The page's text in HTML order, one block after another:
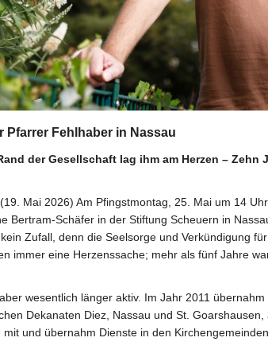
Fehlhaber in Nassau
der Gesellschaft lag ihm am Herzen – Zehn
Mai 2026) Am Pfingstmontag, 25. Mai um 14
Bertram-Schäfer in der Stiftung Scheuern in
Zufall, denn die Seelsorge und Verkündigung
immer eine Herzenssache; mehr als fünf Jahre
wesentlich länger aktiv. Im Jahr 2011
Dekanaten Diez, Nassau und St.
mit und übernahm Dienste in den